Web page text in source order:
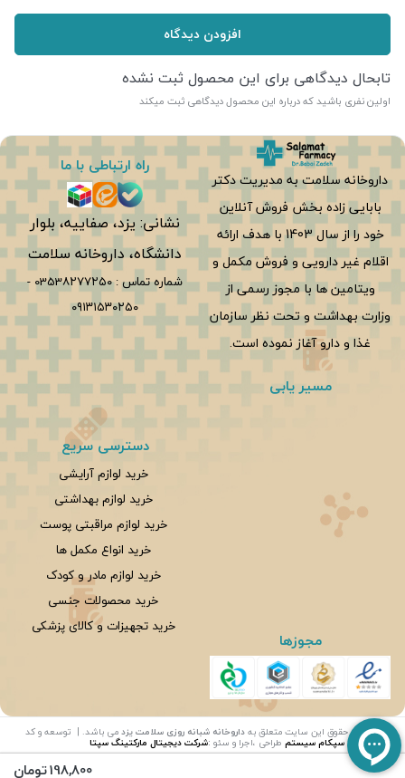
افزودن دیدگاه
تابحال دیدگاهی برای این محصول ثبت نشده
اولین نفری باشید که درباره این محصول دیدگاهی ثبت میکند
198,800تومان
داروخانه سلامت به مدیریت دکتر
بابایی زاده بخش فروش آنلاین
خود را از سال 1403 با هدف ارائه
اقلام غیر دارویی و فروش مکمل و
ویتامین ها با مجوز رسمی از
وزارت بهداشت و تحت نظر سازمان
غذا و دارو آغاز نموده است.
راه ارتباطی با ما
نشانی: یزد، صفاییه، بلوار
دانشگاه، داروخانه سلامت
شماره تماس :0353۸۲۷۷۲۵۰ -
۰۹۱۳۱۵۳۰۲۵۰
مسیر یابی
مجوزها
دسترسی سریع
خرید لوازم آرایشی
خرید لوازم بهداشتی
خرید لوازم مراقبتی پوست
خرید انواع مکمل ها
خرید لوازم مادر و کودک
خرید محصولات جنسی
خرید تجهیزات و کالای پزشکی
© تمامی حقوق این سایت متعلق بهداروخانه شبانه روزی سلامت یزدمی باشد. | توسعه و کد
نویسی:سپکام سیستم طراحی ،اجرا و سئو :شرکت دیجیتال مارکتینگ سپتا